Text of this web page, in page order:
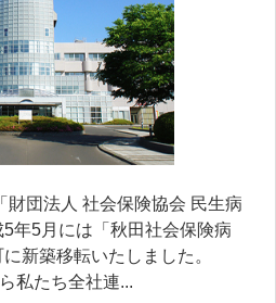
財団法人 社会保険協会 民生病
年5月には「秋田社会保険病
新築移転いたしました。
私たち全社連...